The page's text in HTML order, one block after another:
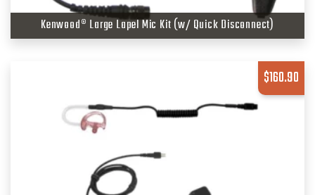
Kenwood® Large Lapel Mic Kit (w/ Quick Disconnect)
$160.90